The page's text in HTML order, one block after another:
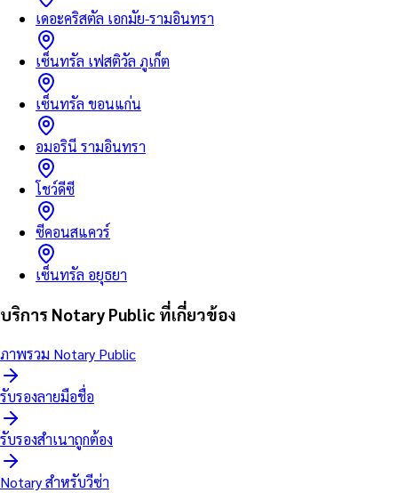
เดอะคริสตัล เอกมัย-รามอินทรา
เซ็นทรัล เฟสติวัล ภูเก็ต
เซ็นทรัล ขอนแก่น
อมอรินี รามอินทรา
โชว์ดีซี
ซีคอนสแควร์
เซ็นทรัล อยุธยา
บริการ Notary Public ที่เกี่ยวข้อง
ภาพรวม Notary Public
รับรองลายมือชื่อ
รับรองสำเนาถูกต้อง
Notary สำหรับวีซ่า